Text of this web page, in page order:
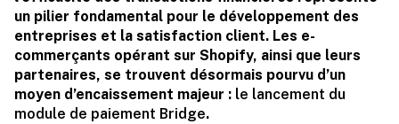
un pilier fondamental pour le développement des
entreprises et la satisfaction client. Les e-
commerçants opérant sur Shopify, ainsi que leurs
partenaires, se trouvent désormais pourvu d’un
moyen d’encaissement majeur : le lancement du
module de paiement Bridge.